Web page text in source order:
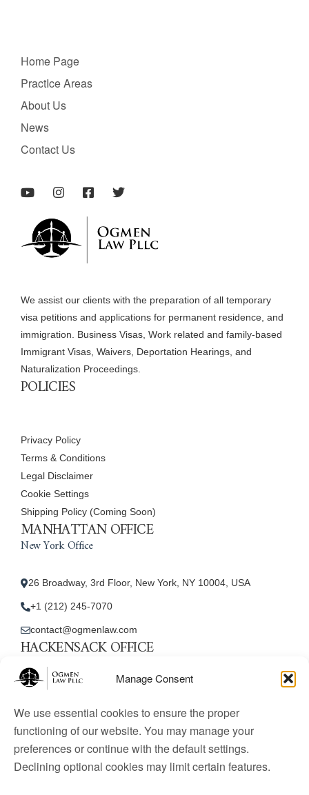
Manage Consent
We use essential cookies to ensure the proper
functioning of our website. You may manage your
preferences or continue with the default settings.
Declining optional cookies may limit certain features.
Home Page
PractIce Areas
About Us
News
Contact Us
We assist our clients with the preparation of all temporary
visa petitions and applications for permanent residence, and
immigration. Business Visas, Work related and family-based
Immigrant Visas, Waivers, Deportation Hearings, and
Naturalization Proceedings.
POLICIES
Privacy Policy
Terms & Conditions
Legal Disclaimer
Cookie Settings
Shipping Policy (Coming Soon)
MANHATTAN OFFICE
New York Office
26 Broadway, 3rd Floor, New York, NY 10004, USA
+1 (212) 245-7070
contact@ogmenlaw.com
HACKENSACK OFFICE
New Jersey Office
contact@ogmenlaw.com